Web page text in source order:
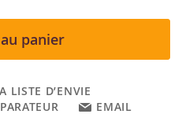
panier
LISTE D’ENVIE
EMAIL